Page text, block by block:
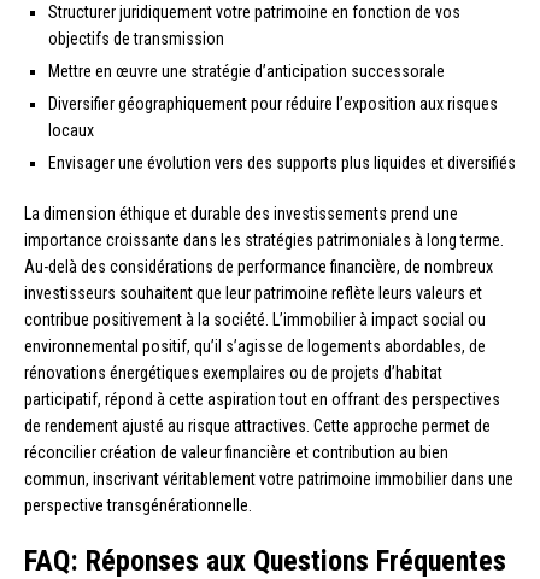
Structurer juridiquement votre patrimoine en fonction de vos
objectifs de transmission
Mettre en œuvre une stratégie d’anticipation successorale
Diversifier géographiquement pour réduire l’exposition aux risques
locaux
Envisager une évolution vers des supports plus liquides et diversifiés
La dimension éthique et durable des investissements prend une
importance croissante dans les stratégies patrimoniales à long terme.
Au-delà des considérations de performance financière, de nombreux
investisseurs souhaitent que leur patrimoine reflète leurs valeurs et
contribue positivement à la société. L’immobilier à impact social ou
environnemental positif, qu’il s’agisse de logements abordables, de
rénovations énergétiques exemplaires ou de projets d’habitat
participatif, répond à cette aspiration tout en offrant des perspectives
de rendement ajusté au risque attractives. Cette approche permet de
réconcilier création de valeur financière et contribution au bien
commun, inscrivant véritablement votre patrimoine immobilier dans une
perspective transgénérationnelle.
FAQ: Réponses aux Questions Fréquentes